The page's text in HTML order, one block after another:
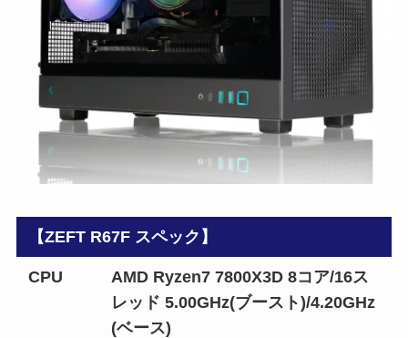
【ZEFT R67F スペック】
CPU
AMD Ryzen7 7800X3D 8コア/16ス
レッド 5.00GHz(ブースト)/4.20GHz
(ベース)